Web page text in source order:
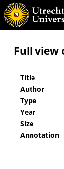
Collectie Ledeboer.
Full view
Title
Author
Type
Year
Size
Annotation